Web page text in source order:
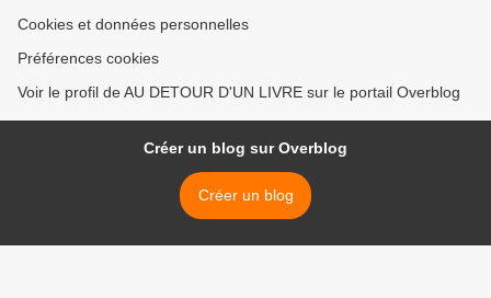
Cookies et données personnelles
Préférences cookies
Voir le profil de AU DETOUR D'UN LIVRE sur le portail Overblog
Créer un blog sur Overblog
Créer un blog